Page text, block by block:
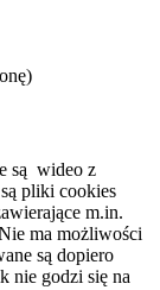
są wideo z
pliki cookies
m.in.
ma możliwości
są dopiero
nie godzi się na